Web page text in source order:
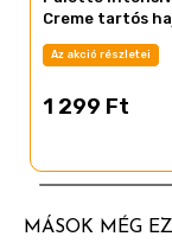
Benzyl
Creme tartós
9,5-21 ragyogó
Az akció részletei
1 299 Ft
MÁSOK MÉG